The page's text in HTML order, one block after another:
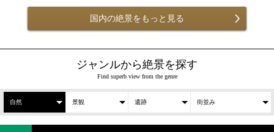
国内の絶景をもっと見る
ジャンルから絶景を探す
Find superb view from the genre
自然 景観 遺跡 街並み